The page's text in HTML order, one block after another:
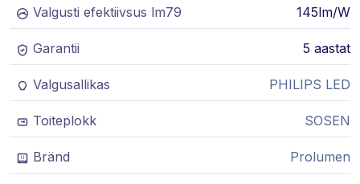
Valgusti efektiivsus lm79 145lm/W
Garantii 5 aastat
Valgusallikas PHILIPS LED
Toiteplokk SOSEN
Bränd Prolumen